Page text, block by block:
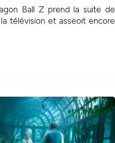
Ball Z prend la suite de
télévision et asseoit encore